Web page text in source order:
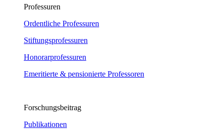
Professuren
Ordentliche Professuren
Stiftungsprofessuren
Honorarprofessuren
Emeritierte & pensionierte Professoren
Forschungsbeitrag
Publikationen